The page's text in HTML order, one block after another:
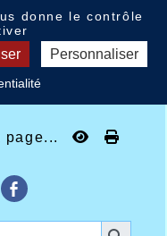
page...
donne le contrôle
Personnaliser